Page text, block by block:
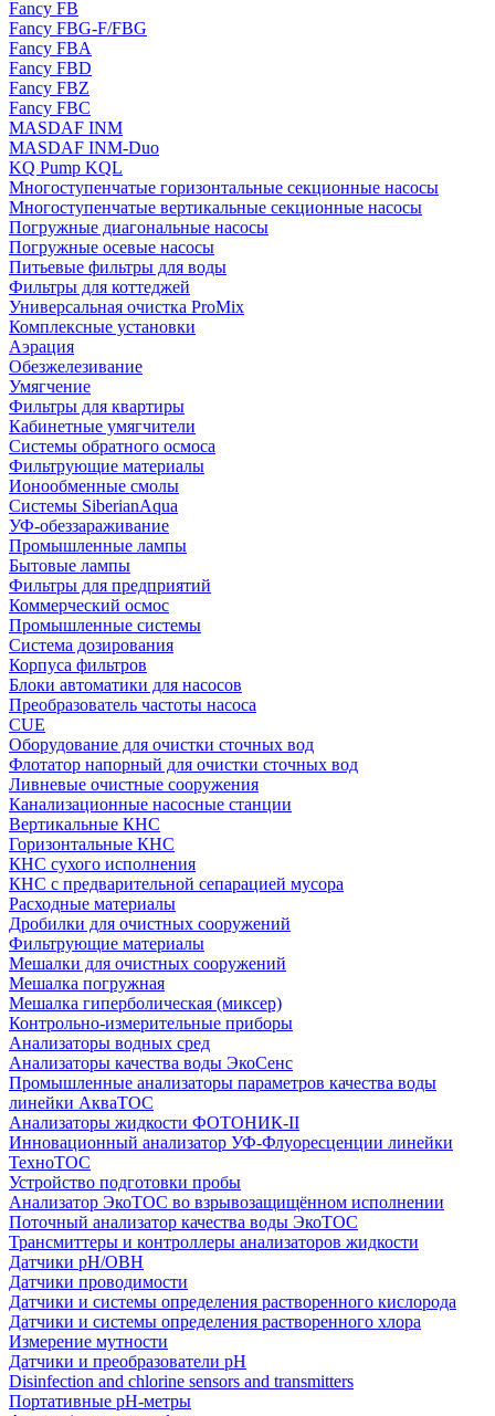
Fancy FB
Fancy FBG-F/FBG
Fancy FBA
Fancy FBD
Fancy FBZ
Fancy FBC
MASDAF INM
MASDAF INM-Duo
KQ Pump KQL
Многоступенчатые горизонтальные секционные насосы
Многоступенчатые вертикальные секционные насосы
Погружные диагональные насосы
Погружные осевые насосы
Питьевые фильтры для воды
Фильтры для коттеджей
Универсальная очистка ProMix
Комплексные установки
Аэрация
Обезжелезивание
Умягчение
Фильтры для квартиры
Кабинетные умягчители
Системы обратного осмоса
Фильтрующие материалы
Ионообменные смолы
Системы SiberianAqua
УФ-обеззараживание
Промышленные лампы
Бытовые лампы
Фильтры для предприятий
Коммерческий осмос
Промышленные системы
Система дозирования
Корпуса фильтров
Блоки автоматики для насосов
Преобразователь частоты насоса
CUE
Оборудование для очистки сточных вод
Флотатор напорный для очистки сточных вод
Ливневые очистные сооружения
Канализационные насосные станции
Вертикальные КНС
Горизонтальные КНС
КНС сухого исполнения
КНС с предварительной сепарацией мусора
Расходные материалы
Дробилки для очистных сооружений
Фильтрующие материалы
Мешалки для очистных сооружений
Мешалка погружная
Мешалка гиперболическая (миксер)
Контрольно-измерительные приборы
Анализаторы водных сред
Анализаторы качества воды ЭкоСенс
Промышленные анализаторы параметров качества воды
линейки АкваТОС
Анализаторы жидкости ФОТОНИК-II
Инновационный анализатор УФ-Флуоресценции линейки
ТехноТОС
Устройство подготовки пробы
Анализатор ЭкоТОС во взрывозащищённом исполнении
Поточный анализатор качества воды ЭкоТОС
Трансмиттеры и контроллеры анализаторов жидкости
Датчики рН/ОВН
Датчики проводимости
Датчики и системы определения растворенного кислорода
Датчики и системы определения растворенного хлора
Измерение мутности
Датчики и преобразователи pH
Disinfection and chlorine sensors and transmitters
Портативные pH-метры